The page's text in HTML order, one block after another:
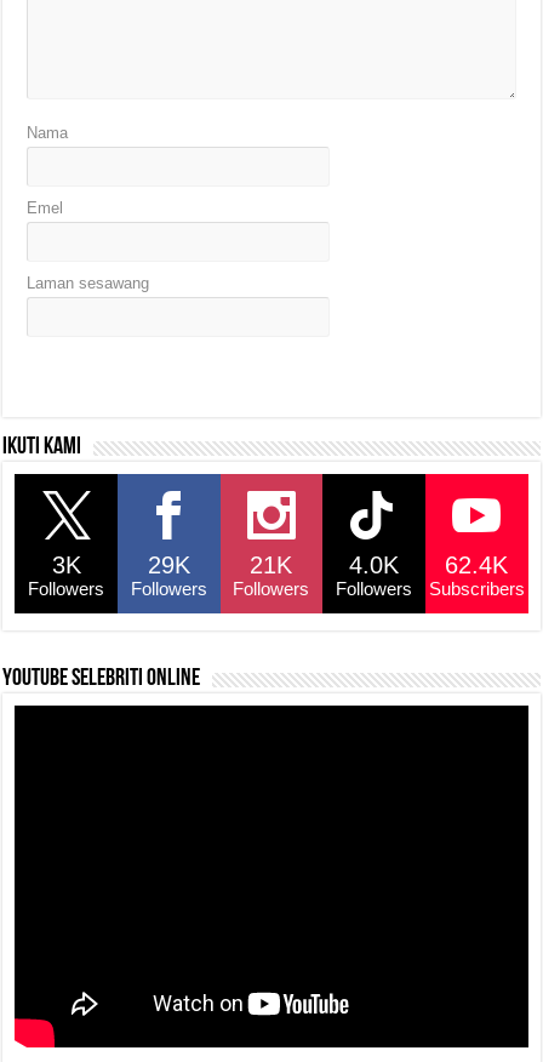
Nama
Emel
Laman sesawang
Ikuti kami
3K
Followers
29K
Followers
21K
Followers
4.0K
Followers
62.4K
Subscribers
YouTube selebriti online